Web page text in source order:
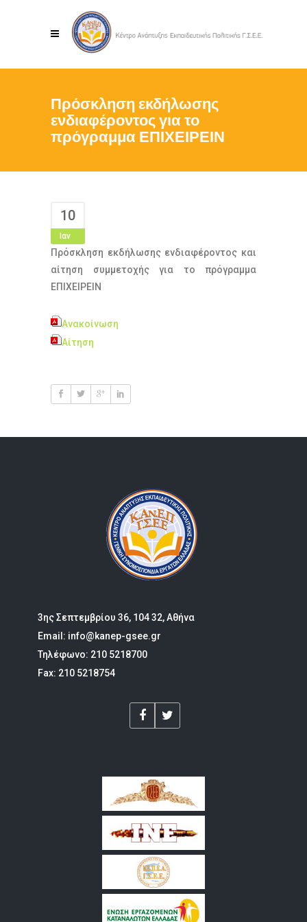
Πρόσκληση εκδήλωσης
ενδιαφέροντος για το
πρόγραμμα ΕΠΙΧΕΙΡΕΙΝ
10
Ιαν
Πρόσκληση εκδήλωσης ενδιαφέροντος και
αίτηση συμμετοχής για το πρόγραμμα
ΕΠΙΧΕΙΡΕΙΝ
Ανακοίνωση
Αίτηση
3ης Σεπτεμβρίου 36, 104 32, Αθήνα
Email: info@kanep-gsee.gr
Τηλέφωνο: 210 5218700
Fax: 210 5218754